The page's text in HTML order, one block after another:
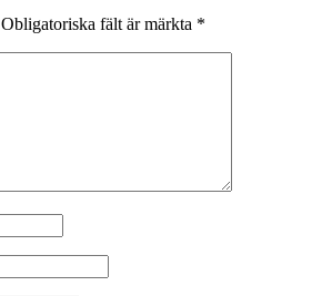
Obligatoriska fält är märkta *